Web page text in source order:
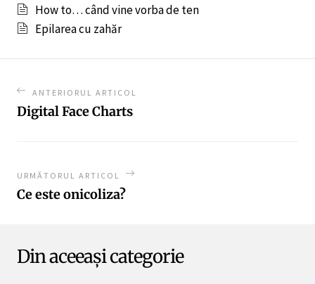
How to… când vine vorba de ten
Epilarea cu zahăr
ANTERIORUL ARTICOL
Digital Face Charts
URMĂTORUL ARTICOL
Ce este onicoliza?
Din aceeași categorie